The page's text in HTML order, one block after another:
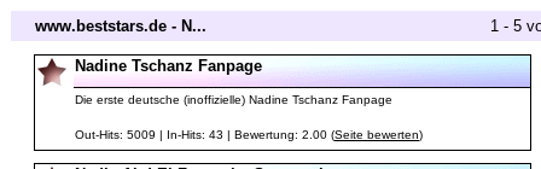
www.beststars.de - N... 1 - 5
Nadine Tschanz Fanpage
Die erste deutsche (inoffizielle) Nadine Tschanz Fanpage
Out-Hits: 5009 | In-Hits: 43 | Bewertung: 2.00 (Seite bewerten)